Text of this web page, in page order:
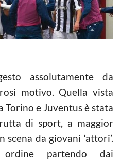
assolutamente da
motivo. Quella vista
e Juventus è stata
di sport, a maggior
scena da giovani ‘attori’.
partendo dai